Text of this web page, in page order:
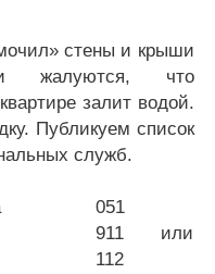
стены и крыши
жалуются, что
залит водой.
Публикуем список
служб.
051
911 или
112